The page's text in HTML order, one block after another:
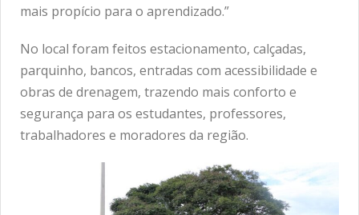
mais propício para o aprendizado.”
No local foram feitos estacionamento, calçadas,
parquinho, bancos, entradas com acessibilidade e
obras de drenagem, trazendo mais conforto e
segurança para os estudantes, professores,
trabalhadores e moradores da região.